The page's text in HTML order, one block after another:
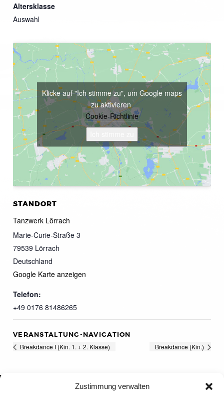
Zustimmung verwalten
Altersklasse
Auswahl
STANDORT
Tanzwerk Lörrach
Marie-Curie-Straße 3
79539 Lörrach
Deutschland
Google Karte anzeigen
Telefon:
+49 0176 81486265
Klicke auf "Ich stimme zu", um Google maps
zu aktivieren
Cookie-Richtlinie
VERANSTALTUNG-NAVIGATION
Breakdance I (Kin. 1. + 2. Klasse) Breakdance (Kin.)